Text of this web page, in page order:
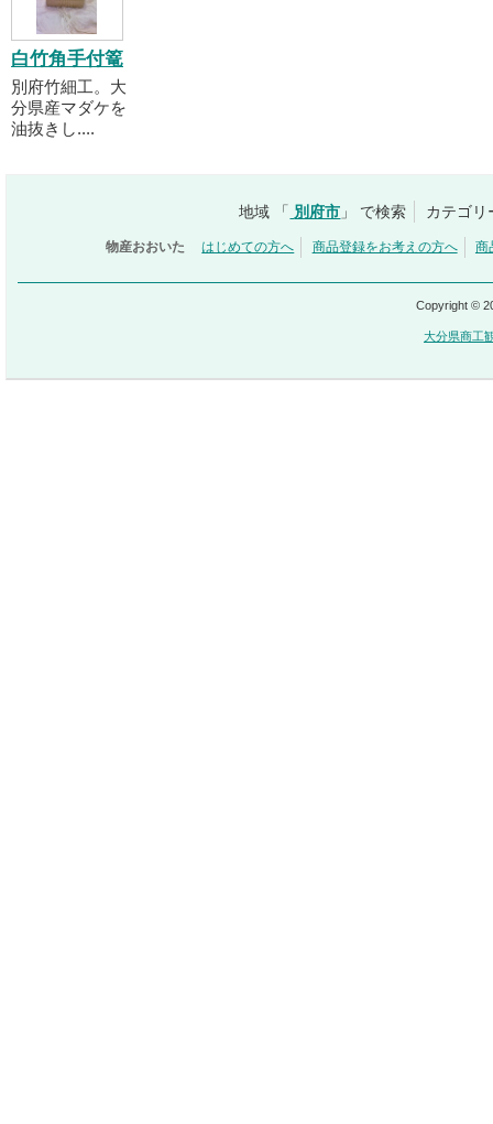
白竹角手付篭
別府竹細工。大
分県産マダケを
油抜きし....
地域 「 別府市 」 で検索 カテゴリ
物産おおいた はじめての方へ 商品登録をお考えの方へ 商
Copyright ©
大分県商工